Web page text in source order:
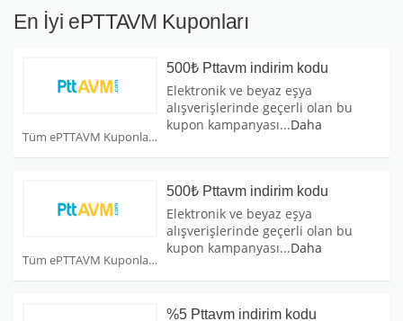
En İyi ePTTAVM Kuponları
Tüm ePTTAVM Kuponları
500₺ Pttavm indirim kodu
Elektronik ve beyaz eşya
alışverişlerinde geçerli olan bu
kupon kampanyası...Daha
Tüm ePTTAVM Kuponları
500₺ Pttavm indirim kodu
Elektronik ve beyaz eşya
alışverişlerinde geçerli olan bu
kupon kampanyası...Daha
%5 Pttavm indirim kodu